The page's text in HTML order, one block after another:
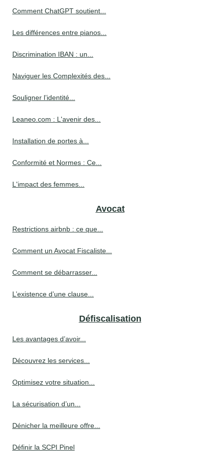
Comment ChatGPT soutient...
Les différences entre pianos...
Discrimination IBAN : un...
Naviguer les Complexités des...
Souligner l’identité...
Leaneo.com : L'avenir des...
Installation de portes à...
Conformité et Normes : Ce...
L'impact des femmes...
Avocat
Restrictions airbnb : ce que...
Comment un Avocat Fiscaliste...
Comment se débarrasser...
L’existence d’une clause...
Défiscalisation
Les avantages d’avoir...
Découvrez les services...
Optimisez votre situation...
La sécurisation d’un...
Dénicher la meilleure offre...
Définir la SCPI Pinel